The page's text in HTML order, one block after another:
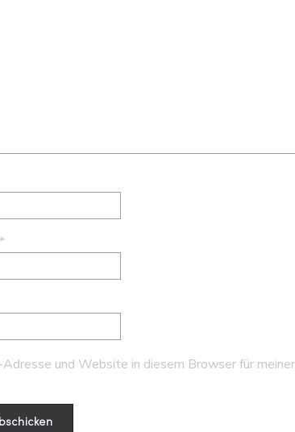
*
und Website in diesem Browser für